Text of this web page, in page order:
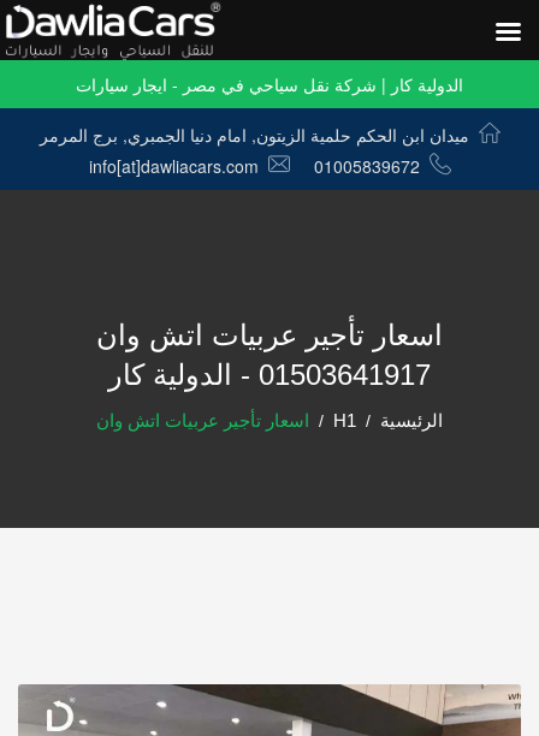
الدولية كار | شركة نقل سياحي في مصر - ايجار سيارات
ميدان ابن الحكم حلمية الزيتون, امام دنيا الجمبري, برج المرمر
01005839672
info[at]dawliacars.com
اسعار تأجير عربيات اتش وان
01503641917 - الدولية كار
الرئيسية H1 اسعار تأجير عربيات اتش وان